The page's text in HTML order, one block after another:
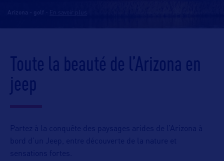
Arizona - golf
Toute la beauté de l’Arizona en
jeep
Partez à la conquête des paysages arides de l’Arizona à
bord d’un Jeep, entre découverte de la nature et
sensations fortes.